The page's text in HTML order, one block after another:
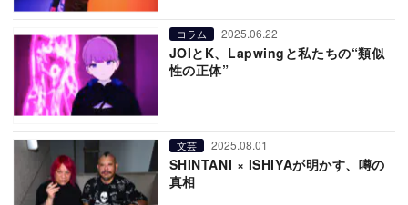
コラム 2025.06.22
JOIとK、Lapwingと私たちの“類似
性の正体”
文芸 2025.08.01
SHINTANI × ISHIYAが明かす、噂の
真相